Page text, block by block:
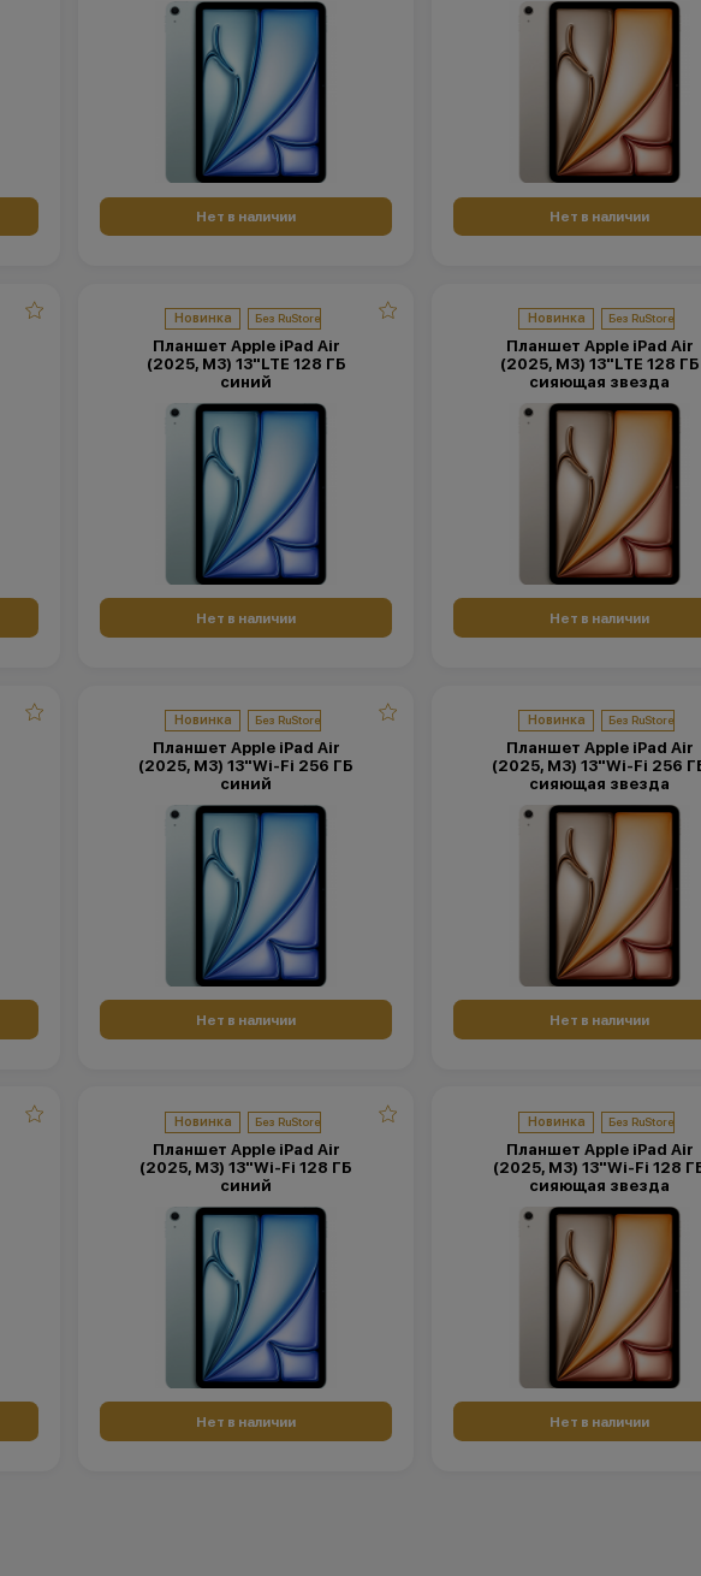
Нет в наличии Нет в наличии
Новинка
Планшет Apple iPad Air
(2025, M3) 13"LTE 128 ГБ
синий
Нет в наличии
Новинка
Планшет Apple iPad Air
(2025, M3) 13"LTE 128 ГБ
сияющая звезда
Нет в наличии
Новинка
Планшет Apple iPad Air
(2025, M3) 13"Wi-Fi 256 ГБ
синий
Нет в наличии
Новинка
Планшет Apple iPad Air
(2025, M3) 13"Wi-Fi 256
сияющая звезда
Нет в наличии
Новинка
Планшет Apple iPad Air
(2025, M3) 13"Wi-Fi 128 ГБ
синий
Нет в наличии
Новинка
Планшет Apple iPad Air
(2025, M3) 13"Wi-Fi 128
сияющая звезда
Нет в наличии